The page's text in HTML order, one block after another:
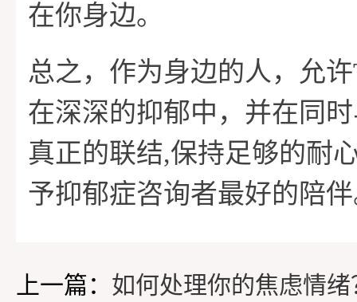
在你身边。
总之，作为身边的人，允
在深深的抑郁中，并在同
真正的联结,保持足够的耐
予抑郁症咨询者最好的陪
上一篇： 如何处理你的焦虑情绪